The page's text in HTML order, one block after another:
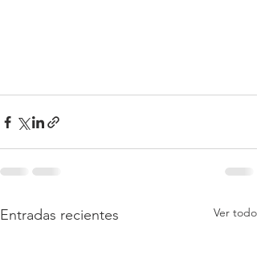
Entradas recientes Ver todo